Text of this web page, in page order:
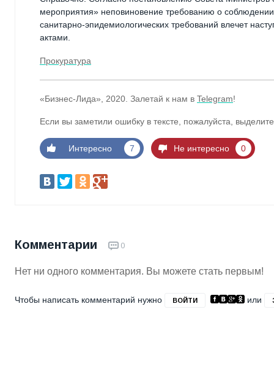
мероприятия» неповиновение требованию о
санитарно-эпидемиологических требований влечет
актами.
Прокуратура
«Бизнес-Лида», 2020. Залетай к нам в Telegram!
Если вы заметили ошибку в тексте, пожалуйста,
Интересно 7 Не интересно 0
Комментарии 0
Нет ни одного комментария. Вы можете стать первым!
Чтобы написать комментарий нужно ВОЙТИ или